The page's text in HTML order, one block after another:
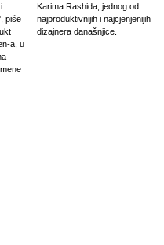
piše
a, u
Karima Rashida, jednog od
najproduktivnijih i najcjenjenijih
dizajnera današnjice.